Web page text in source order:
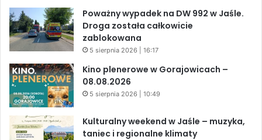
Poważny wypadek na DW 992 w Jaśle.
Droga została całkowicie
zablokowana
5 sierpnia 2026 | 16:17
Kino plenerowe w Gorajowicach –
08.08.2026
5 sierpnia 2026 | 10:49
Kulturalny weekend w Jaśle – muzyka,
taniec i regionalne klimaty